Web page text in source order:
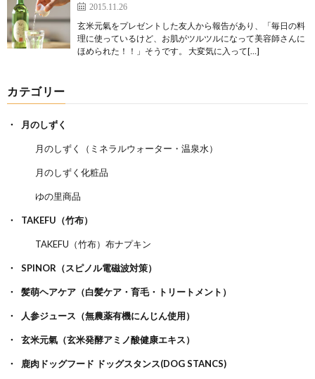
2015.11.26
玄米元氣をプレゼントした友人から報告があり、「毎日の料
理に使っているけど、お肌がツルツルになって美容師さんに
ほめられた！！」そうです。 大変気に入って[…]
カテゴリー
月のしずく
月のしずく（ミネラルウォーター・温泉水）
月のしずく化粧品
ゆの里商品
TAKEFU（竹布）
TAKEFU（竹布）布ナプキン
SPINOR（スピノル電磁波対策）
髪萌ヘアケア（白髪ケア・育毛・トリートメント）
人参ジュース（無農薬有機にんじん使用）
玄米元氣（玄米発酵アミノ酸健康エキス）
鹿肉ドッグフード ドッグスタンス(DOG STANCS)